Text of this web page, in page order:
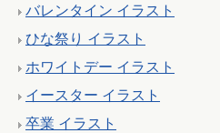
バレンタイン イラスト
ひな祭り イラスト
ホワイトデー イラスト
イースター イラスト
卒業 イラスト